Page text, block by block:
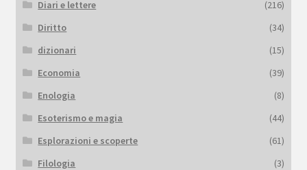
Diari e lettere
(216)
Diritto
(34)
dizionari
(15)
Economia
(39)
Enologia
(8)
Esoterismo e magia
(44)
Esplorazioni e scoperte
(61)
Filologia
(3)